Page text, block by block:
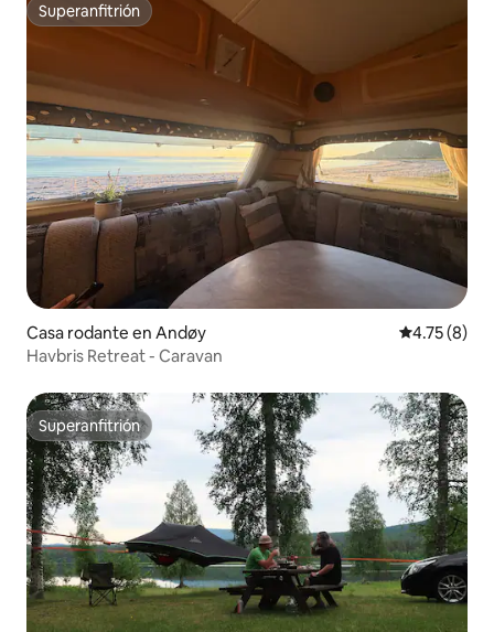
Superanfitrión
Superanfitrión
Casa rodante en Andøy Calificación
4.75 (8)
Havbris Retreat - Caravan
Superanfitrión
Superanfitrión